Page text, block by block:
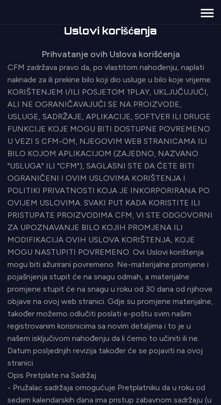
Uslovi korišćenja
Prihvatanje ovih Uslova korišćenja
CFM zadržava pravo da, po vlastitom nahođenju, naplati
naknade za ili prekine bilo koji dio usluge u bilo koje vrijeme.
KORIŠTENJEM I/ILI POSJETOM 1PLAY, UKLJUČUJUĆI,
ALI NE OGRANIČAVAJUĆI SE NA PROIZVODE,
USLUGE, SADRŽAJE, APLIKACIJE, SOFTVER ILI DRUGE
FUNKCIJE KOJE MOGU BITI DOSTUPNE POVREMENO
U VEZI S CFM-OM, NJEGOVIM WEB STRANICAMA ILI
BILO KOJOM APLIKACIJOM (ZAJEDNO, NAZVANO
"USLUGA" ILI "CFM"), SAGLASNI STE DA ĆETE BITI
OGRANIČENI I OVIM USLOVIMA KORIŠTENJA I
POLITIKI PRIVATNOSTI KOJA JE INKORPORIRANA PO
OVIJEM USLOVIMA. SVAKI PUT KADA KORISTITE ILI
PRISTUPATE PROIZVODIMA CFM, VI STE ODGOVORNI
ZA UPOZNAVANJE BILO KOJIH PROMJENA ILI
MODIFIKACIJA OVIH USLOVA KORIŠTENJA, KOJE
MOGU NASTUPITI POVREMENO. Ovi Uslovi korištenja
mogu biti ažurirani povremeno. Ne-materijalne promjene i
pojašnjenja stupit će na snagu odmah, a materijalne
promjene stupit će na snagu u roku od 30 dana od njihove
objave na ovoj web stranici. Gdje su promjene materijalne,
također možemo odlučiti poslati e-poštu svim našim
registrovanim korisnicima sa novim detaljima i to je u
našem isključivom nahođenju da li ćemo to učiniti ili ne.
Datum posljednjih revizija također će se pojaviti na ovoj
stranici.
Opis Pretplate na Sadržaj
- Pružalac sadržaja omogućuje Pretplatniku da u roku od
sedam kalendarskih dana ima pristup zabavnom sadržaju (u